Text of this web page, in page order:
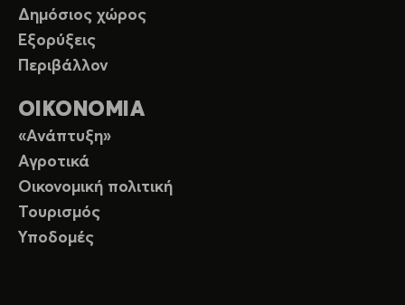
Δημόσιος χώρος
Εξορύξεις
Περιβάλλον
ΟΙΚΟΝΟΜΙΑ
«Ανάπτυξη»
Αγροτικά
Οικονομική πολιτική
Τουρισμός
Υποδομές